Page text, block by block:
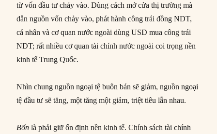
từ vốn đầu tư chảy vào. Dùng cách mở cửa thị trường mà
dẫn nguồn vốn chảy vào, phát hành công trái đồng NDT,
cá nhân và cơ quan nước ngoài dùng USD mua công trái
NDT; rất nhiều cơ quan tài chính nước ngoài coi trọng nền
kinh tế Trung Quốc.
Nhìn chung nguồn ngoại tệ buôn bán sẽ giảm, nguồn ngoại
tệ đầu tư sẽ tăng, một tăng một giảm, triệt tiêu lẫn nhau.
Bốn là phải giữ ổn định nền kinh tế. Chính sách tài chính